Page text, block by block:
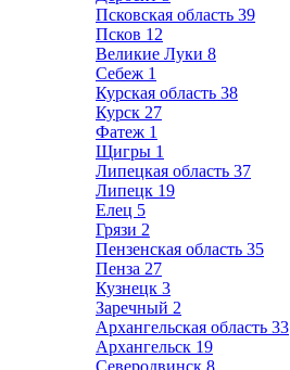
Псковская область 39
Псков 12
Великие Луки 8
Себеж 1
Курская область 38
Курск 27
Фатеж 1
Щигры 1
Липецкая область 37
Липецк 19
Елец 5
Грязи 2
Пензенская область 35
Пенза 27
Кузнецк 3
Заречный 2
Архангельская область 33
Архангельск 19
Северодвинск 8